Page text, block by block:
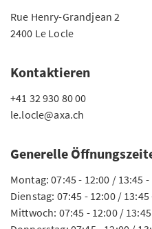
Rue Henry-Grandjean 2
2400 Le Locle
Kontaktieren
+41 32 930 80 00
le.locle@axa.ch
Generelle
Montag: 07:45 - 12:00 / 13:45 -
Dienstag: 07:45 - 12:00 / 13:45
Mittwoch: 07:45 - 12:00 /